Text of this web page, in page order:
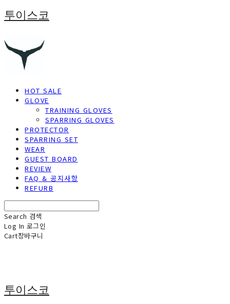
투이스코
HOT SALE
GLOVE
TRAINING GLOVES
SPARRING GLOVES
PROTECTOR
SPARRING SET
WEAR
GUEST BOARD
REVIEW
FAQ & 공지사항
REFURB
Search 검색
Log In 로그인
Cart장바구니
투이스코